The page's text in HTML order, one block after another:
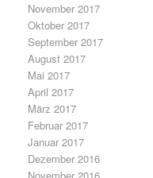
November 2017
Oktober 2017
September 2017
August 2017
Mai 2017
April 2017
März 2017
Februar 2017
Januar 2017
Dezember 2016